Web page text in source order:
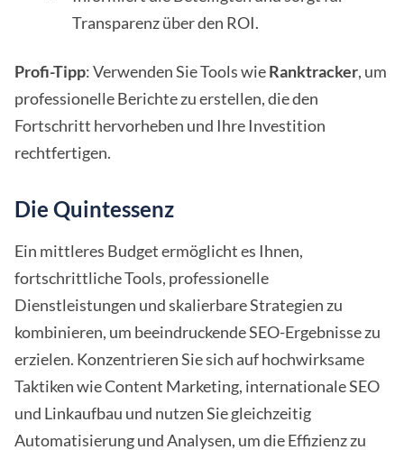
Transparenz über den ROI.
Profi-Tipp: Verwenden Sie Tools wieRanktracker, um
professionelle Berichte zu erstellen, die den
Fortschritt hervorheben und Ihre Investition
rechtfertigen.
Die Quintessenz
Ein mittleres Budget ermöglicht es Ihnen,
fortschrittliche Tools, professionelle
Dienstleistungen und skalierbare Strategien zu
kombinieren, um beeindruckende SEO-Ergebnisse zu
erzielen. Konzentrieren Sie sich auf hochwirksame
Taktiken wie Content Marketing, internationale SEO
und Linkaufbau und nutzen Sie gleichzeitig
Automatisierung und Analysen, um die Effizienz zu